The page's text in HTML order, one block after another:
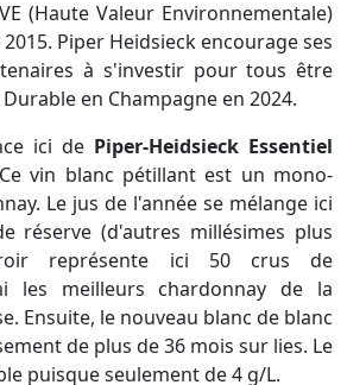
(Haute Valeur Environnementale)
Piper Heidsieck encourage ses
à s'investir pour tous être
en Champagne en 2024.
ici de Piper-Heidsieck Essentiel
vin blanc pétillant est un mono-
Le jus de l'année se mélange ici
réserve (d'autres millésimes plus
représente ici 50 crus de
les meilleurs chardonnay de la
Ensuite, le nouveau blanc de blanc
de plus de 36 mois sur lies. Le
puisque seulement de 4 g/L.